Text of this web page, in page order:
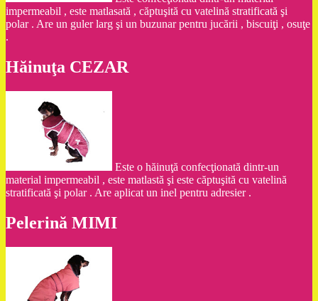
impermeabil , este matlasată , căptuşită cu vatelină stratificată şi
polar . Are un guler larg şi un buzunar pentru jucării , biscuiţi , osuţe
.
Hăinuţa CEZAR
Este o hăinuţă confecţionată dintr-un
material impermeabil , este matlastă şi este căptuşită cu vatelină
stratificată şi polar . Are aplicat un inel pentru adresier .
Pelerină MIMI